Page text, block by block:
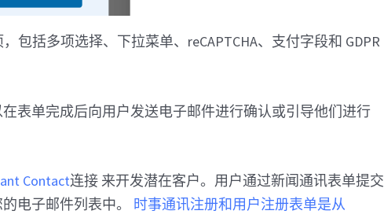
包括多项选择、下拉菜单、reCAPTCHA、支付字段和 GDPR
表单完成后向用户发送电子邮件进行确认或引导他们进行
Contact连接 来开发潜在客户。用户通过新闻通讯表单提交
电子邮件列表中。
时事通讯注册和用户注册表单是从